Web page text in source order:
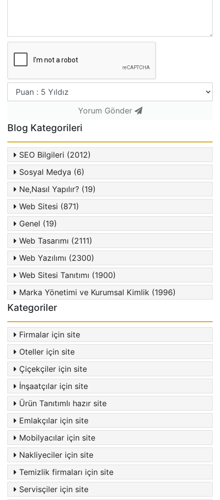
Yorum Gönder
Blog Kategorileri
SEO Bilgileri (2012)
Sosyal Medya (6)
Ne,Nasıl Yapılır? (19)
Web Sitesi (871)
Genel (19)
Web Tasarımı (2111)
Web Yazılımı (2300)
Web Sitesi Tanıtımı (1900)
Marka Yönetimi ve Kurumsal Kimlik (1996)
Kategoriler
Firmalar için site
Oteller için site
Çiçekçiler için site
İnşaatçılar için site
Ürün Tanıtımlı hazır site
Emlakçılar için site
Mobilyacılar için site
Nakliyeciler için site
Temizlik firmaları için site
Servisçiler için site